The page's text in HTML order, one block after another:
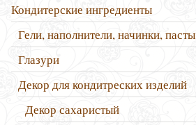
Кондитерские ингредиенты
Гели, наполнители, начинки, пасты
Глазури
Декор для кондитреских изделий
Декор сахаристый